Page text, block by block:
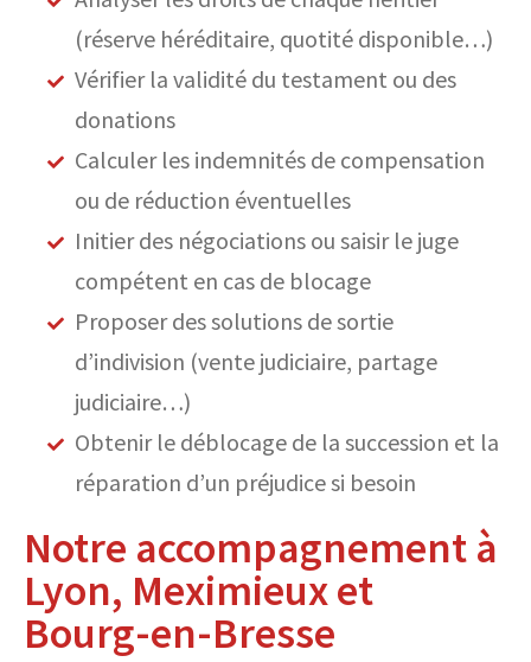
(réserve héréditaire, quotité disponible…)
Vérifier la validité du testament ou des
donations
Calculer les indemnités de compensation
ou de réduction éventuelles
Initier des négociations ou saisir le juge
compétent en cas de blocage
Proposer des solutions de sortie
d’indivision (vente judiciaire, partage
judiciaire…)
Obtenir le déblocage de la succession et la
réparation d’un préjudice si besoin
Notre accompagnement à
Lyon, Meximieux et
Bourg-en-Bresse